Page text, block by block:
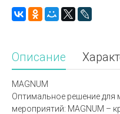
Описание
MAGNUM
Оптимальное решение для
мероприятий: MAGNUM –